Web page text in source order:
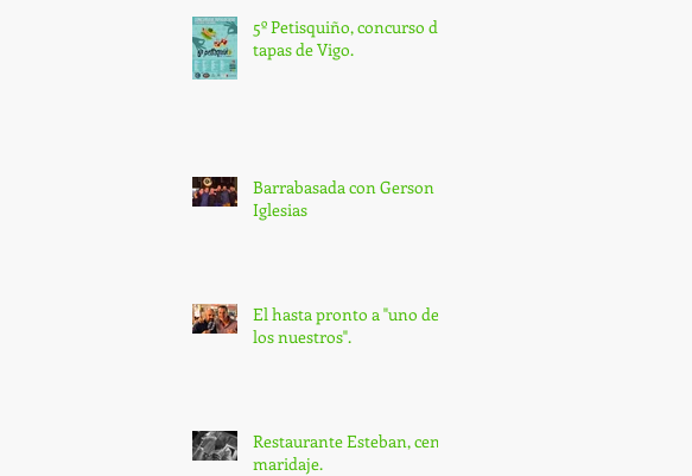
5º Petisquiño, concurso de
tapas de Vigo.
Barrabasada con Gerson
Iglesias
El hasta pronto a "uno de
los nuestros".
Restaurante Esteban, cena
maridaje.